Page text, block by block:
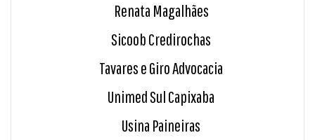
Renata Magalhães
Sicoob Credirochas
Tavares e Giro Advocacia
Unimed Sul Capixaba
Usina Paineiras